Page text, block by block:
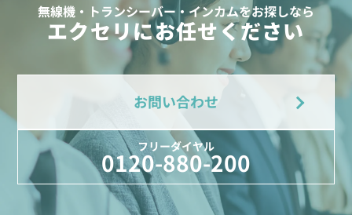
無線機・トランシーバー・インカムをお探しなら
エクセリにお任せください
お問い合わせ
フリーダイヤル
0120-880-200